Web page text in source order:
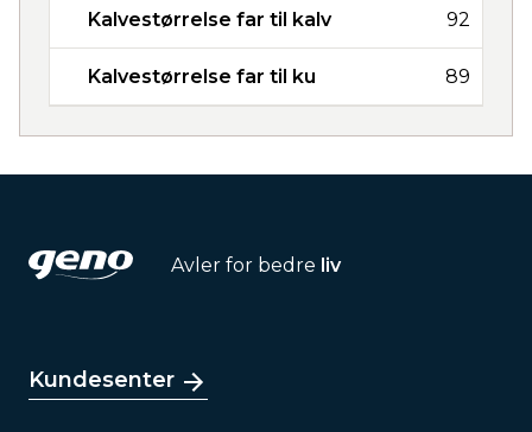
Kalvestørrelse far til kalv 92
Kalvestørrelse far til ku 89
Avler for bedre liv
Kundesenter